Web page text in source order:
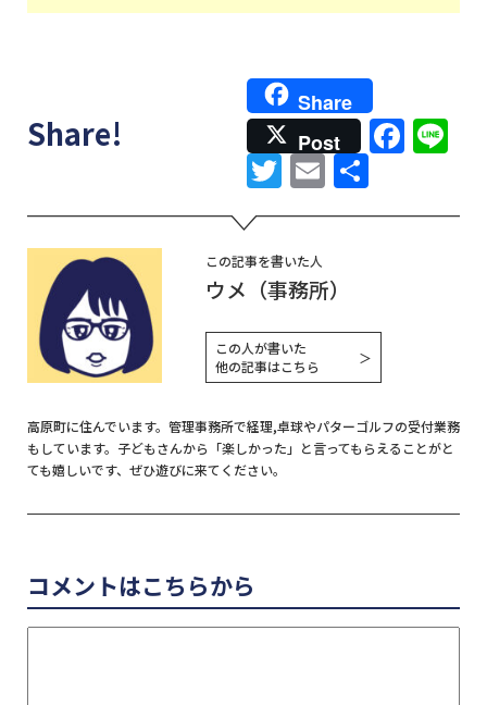
Share!
Share
Post
Twitter
Email
共
有
この記事を書いた人
ウメ（事務所）
この人が書いた
他の記事はこちら
＞
高原町に住んでいます。管理事務所で経理,卓球やパターゴルフの受付業務
もしています。子どもさんから「楽しかった」と言ってもらえることがと
ても嬉しいです、ぜひ遊びに来てください。
コメントはこちらから